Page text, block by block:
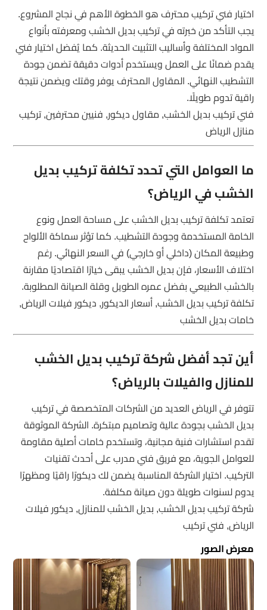
اختيار فني تركيب محترف هو الخطوة الأهم في نجاح المشروع.
يجب التأكد من خبرته في تركيب بديل الخشب ومعرفته بأنواع
المواد المختلفة وأساليب التثبيت الحديثة. كما يُفضل اختيار فني
يقدم ضمانًا على العمل ويستخدم أدوات دقيقة تضمن جودة
التشطيب النهائي. المقاول المحترف يوفر وقتك ويضمن نتيجة
راقية تدوم طويلًا.
فني تركيب بديل الخشب, مقاول ديكور, فنيين محترفين, تركيب
منازل الرياض
ما العوامل التي تحدد تكلفة تركيب بديل
الخشب في الرياض؟
تعتمد تكلفة تركيب بديل الخشب على مساحة العمل ونوع
الخامة المستخدمة وجودة التشطيب. كما تؤثر سماكة الألواح
وطبيعة المكان (داخلي أو خارجي) في السعر النهائي. رغم
اختلاف الأسعار، فإن بديل الخشب يبقى خيارًا اقتصاديًا مقارنة
بالخشب الطبيعي بفضل عمره الطويل وقلة الصيانة المطلوبة.
تكلفة تركيب بديل الخشب, أسعار الديكور, ديكور فيلات الرياض,
خامات بديل الخشب
أين تجد أفضل شركة تركيب بديل الخشب
للمنازل والفيلات بالرياض؟
تتوفر في الرياض العديد من الشركات المتخصصة في تركيب
بديل الخشب بجودة عالية وتصاميم مبتكرة. الشركة الموثوقة
تقدم استشارات فنية مجانية، وتستخدم خامات أصلية مقاومة
للعوامل الجوية، مع فريق فني مدرب على أحدث تقنيات
التركيب. اختيار الشركة المناسبة يضمن لك ديكورًا راقيًا ومظهرًا
يدوم لسنوات طويلة دون صيانة مكلفة.
شركة تركيب بديل الخشب, بديل الخشب للمنازل, ديكور فيلات
الرياض, فني تركيب
معرض الصور